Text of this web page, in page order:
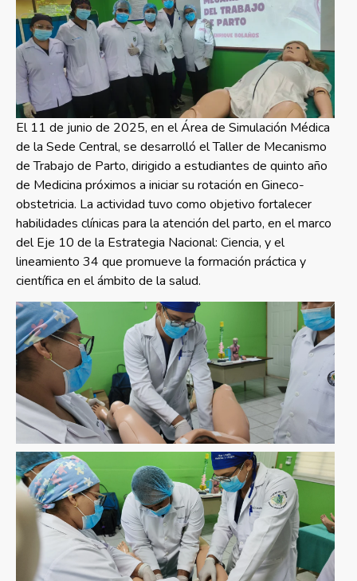
El 11 de junio de 2025, en el Área de Simulación Médica
de la Sede Central, se desarrolló el Taller de Mecanismo
de Trabajo de Parto, dirigido a estudiantes de quinto año
de Medicina próximos a iniciar su rotación en Gineco-
obstetricia. La actividad tuvo como objetivo fortalecer
habilidades clínicas para la atención del parto, en el marco
del Eje 10 de la Estrategia Nacional: Ciencia, y el
lineamiento 34 que promueve la formación práctica y
científica en el ámbito de la salud.